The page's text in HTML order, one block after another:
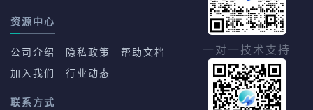
资源中心
公司介绍 隐私政策
帮助文档
加入我们
行业动态
联系方式
一对一技术支持